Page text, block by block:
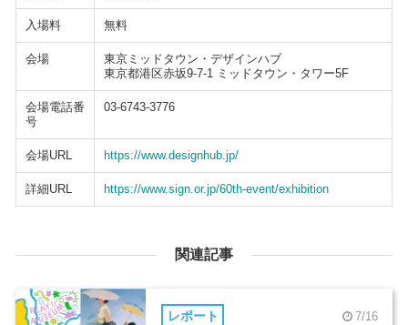
入場料 無料
会場
東京ミッドタウン・デザインハブ
東京都港区赤坂9-7-1 ミッドタウン・タワー5F
会場電話番
号
03-6743-3776
会場URL https://www.designhub.jp/
詳細URL https://www.sign.or.jp/60th-event/exhibition
関連記事
レポート 7/16